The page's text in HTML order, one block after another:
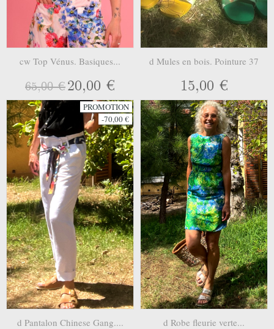
cw Top Vénus. Basiques...
65,00 €20,00 €
d Mules en bois. Pointure 37
15,00 €
PROMOTION
-70,00 €
d Pantalon Chinese Gang.... d Robe fleurie verte...